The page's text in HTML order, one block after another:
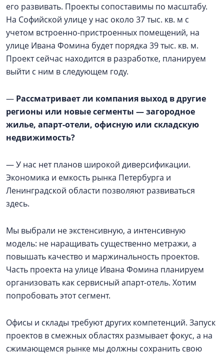
его развивать. Проекты сопоставимы по масштабу.
На Софийской улице у нас около 37 тыс. кв. м с
учетом встроенно-пристроенных помещений, на
улице Ивана Фомина будет порядка 39 тыс. кв. м.
Проект сейчас находится в разработке, планируем
выйти с ним в следующем году.
— Рассматривает ли компания выход в другие
регионы или новые сегменты — загородное
жилье, апарт-отели, офисную или складскую
недвижимость?
— У нас нет планов широкой диверсификации.
Экономика и емкость рынка Петербурга и
Ленинградской области позволяют развиваться
здесь.
Мы выбрали не экстенсивную, а интенсивную
модель: не наращивать существенно метражи, а
повышать качество и маржинальность проектов.
Часть проекта на улице Ивана Фомина планируем
организовать как сервисный апарт-отель. Хотим
попробовать этот сегмент.
Офисы и склады требуют других компетенций. Запуск
проектов в смежных областях размывает фокус, а на
сжимающемся рынке мы должны сохранить свою